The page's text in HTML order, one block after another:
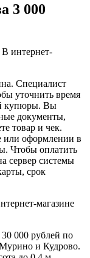
3 000
интернет-
Специалист
уточнить время
купюры. Вы
документы,
товар и чек.
или оформлении в
Чтобы оплатить
сервер системы
срок
магазине
000 рублей по
и Кудрово.